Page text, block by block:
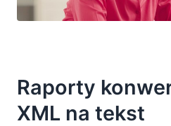
Raporty
XML na tekst